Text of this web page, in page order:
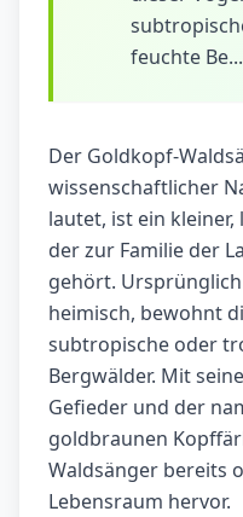
feuchte Be...
Der Goldkopf-
wissenschaftlicher
lautet, ist ein
der zur Familie der
gehört.
heimisch, bewohnt
subtropische oder
Bergwälder. Mit
Gefieder und der
goldbraunen
Waldsänger bereits
Lebensraum hervor.